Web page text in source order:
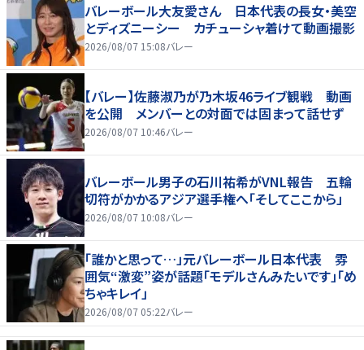
バレーボール大友愛さん 日本代表の長女・美空
とディズニーシー カチューシャ着けて動画撮影
2026/08/07 15:08バレー
【バレー】佐藤淑乃が乃木坂46ライブ観戦 動画
を公開 メンバーとの対面では固まって話せず
2026/08/07 10:46バレー
バレーボール男子の石川祐希がVNL報告 五輪
切符がかかるアジア選手権へ「そしてここから」
2026/08/07 10:08バレー
「誰かと思って…」元バレーボール日本代表 雰
囲気“激変”姿が話題「モデルさんみたいです」「め
ちゃキレイ」
2026/08/07 05:22バレー